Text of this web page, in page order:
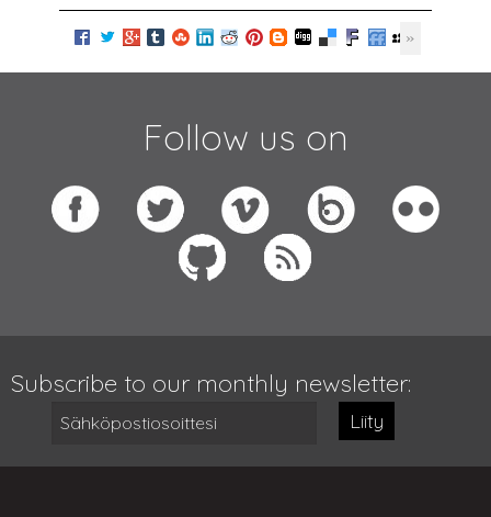
Follow us on
Subscribe to our monthly newsletter:
Liity